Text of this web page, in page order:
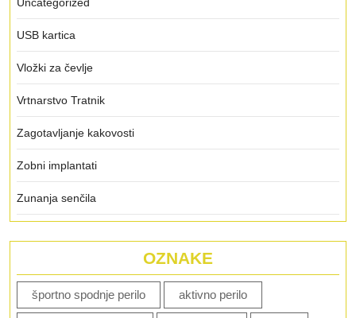
USB kartica
Vložki za čevlje
Vrtnarstvo Tratnik
Zagotavljanje kakovosti
Zobni implantati
Zunanja senčila
OZNAKE
športno spodnje perilo aktivno perilo